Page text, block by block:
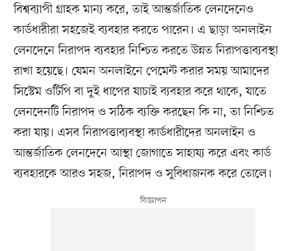
বিশ্বব্যাপী গ্রাহক মান্য করে, তাই আন্তর্জাতিক লেনদেনেও
কার্ডধারীরা সহজেই ব্যবহার করতে পারেন। এ ছাড়া অনলাইন
লেনদেনে নিরাপদ ব্যবহার নিশ্চিত করতে উন্নত নিরাপত্তাব্যবস্থা
রাখা হয়েছে। যেমন অনলাইনে পেমেন্ট করার সময় আমাদের
সিস্টেম ওটিপি বা দুই ধাপের যাচাই ব্যবহার করে থাকে, যাতে
লেনদেনটি নিরাপদ ও সঠিক ব্যক্তি করছেন কি না, তা নিশ্চিত
করা যায়। এসব নিরাপত্তাব্যবস্থা কার্ডধারীদের অনলাইন ও
আন্তর্জাতিক লেনদেনে আস্থা জোগাতে সাহায্য করে এবং কার্ড
ব্যবহারকে আরও সহজ, নিরাপদ ও সুবিধাজনক করে তোলে।